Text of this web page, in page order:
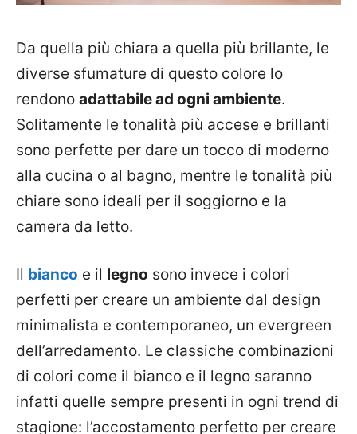
Da quella più chiara a quella più brillante, le
diverse sfumature di questo colore lo
rendono adattabile ad ogni ambiente.
Solitamente le tonalità più accese e brillanti
sono perfette per dare un tocco di moderno
alla cucina o al bagno, mentre le tonalità più
chiare sono ideali per il soggiorno e la
camera da letto.
Il bianco e il legno sono invece i colori
perfetti per creare un ambiente dal design
minimalista e contemporaneo, un evergreen
dell’arredamento. Le classiche combinazioni
di colori come il bianco e il legno saranno
infatti quelle sempre presenti in ogni trend di
stagione: l’accostamento perfetto per creare